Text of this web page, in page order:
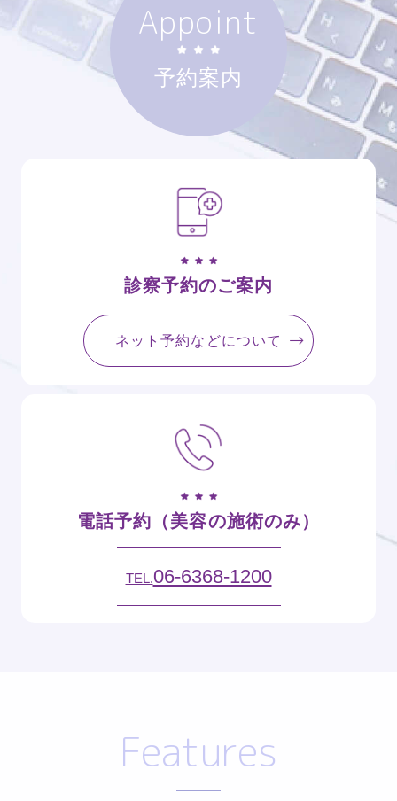
Appoint
予約案内
診察予約のご案内
ネット予約などについて
電話予約（美容の施術のみ）
TEL.06-6368-1200
Features